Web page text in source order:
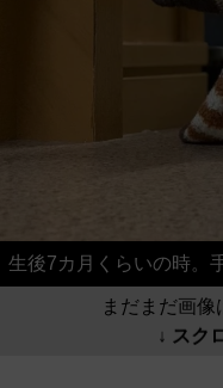
生後7カ月くらいの時。
まだまだ画像
↓ スク